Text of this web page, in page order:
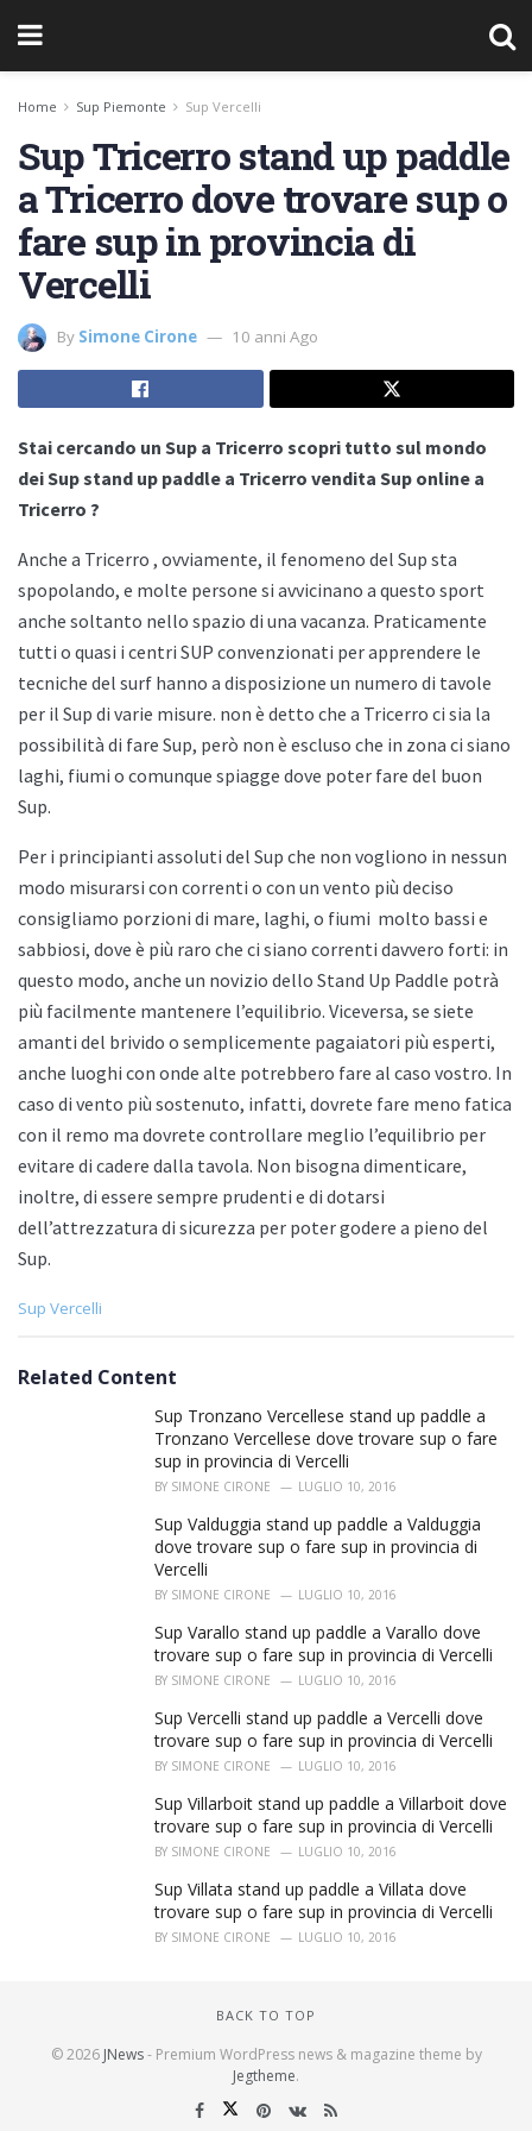
Home Sup Piemonte Sup Vercelli
Sup Tricerro stand up paddle
a Tricerro dove trovare sup o
fare sup in provincia di
Vercelli
By Simone Cirone 10 anni Ago
Stai cercando un Sup a Tricerro scopri tutto sul mondo
dei Sup stand up paddle a Tricerro vendita Sup online a
Tricerro ?
Anche a Tricerro , ovviamente, il fenomeno del Sup sta
spopolando, e molte persone si avvicinano a questo sport
anche soltanto nello spazio di una vacanza. Praticamente
tutti o quasi i centri SUP convenzionati per apprendere le
tecniche del surf hanno a disposizione un numero di tavole
per il Sup di varie misure. non è detto che a Tricerro ci sia la
possibilità di fare Sup, però non è escluso che in zona ci siano
laghi, fiumi o comunque spiagge dove poter fare del buon
Sup.
Per i principianti assoluti del Sup che non vogliono in nessun
modo misurarsi con correnti o con un vento più deciso
consigliamo porzioni di mare, laghi, o fiumi molto bassi e
sabbiosi, dove è più raro che ci siano correnti davvero forti: in
questo modo, anche un novizio dello Stand Up Paddle potrà
più facilmente mantenere l’equilibrio. Viceversa, se siete
amanti del brivido o semplicemente pagaiatori più esperti,
anche luoghi con onde alte potrebbero fare al caso vostro. In
caso di vento più sostenuto, infatti, dovrete fare meno fatica
con il remo ma dovrete controllare meglio l’equilibrio per
evitare di cadere dalla tavola. Non bisogna dimenticare,
inoltre, di essere sempre prudenti e di dotarsi
dell’attrezzatura di sicurezza per poter godere a pieno del
Sup.
C
e
Sup Vercelli
Related Content
Sup Tronzano Vercellese stand up paddle a
Tronzano Vercellese dove trovare sup o fare
sup in provincia di Vercelli
BY SIMONE CIRONE LUGLIO 10, 2016
Sup Valduggia stand up paddle a Valduggia
dove trovare sup o fare sup in provincia di
Vercelli
BY SIMONE CIRONE LUGLIO 10, 2016
Sup Varallo stand up paddle a Varallo dove
trovare sup o fare sup in provincia di Vercelli
BY SIMONE CIRONE LUGLIO 10, 2016
Sup Vercelli stand up paddle a Vercelli dove
trovare sup o fare sup in provincia di Vercelli
BY SIMONE CIRONE LUGLIO 10, 2016
Sup Villarboit stand up paddle a Villarboit dove
trovare sup o fare sup in provincia di Vercelli
BY SIMONE CIRONE LUGLIO 10, 2016
Sup Villata stand up paddle a Villata dove
trovare sup o fare sup in provincia di Vercelli
BY SIMONE CIRONE LUGLIO 10, 2016
BACK TO TOP
© 2026 JNews- Premium WordPress news & magazine theme by
Jegtheme.